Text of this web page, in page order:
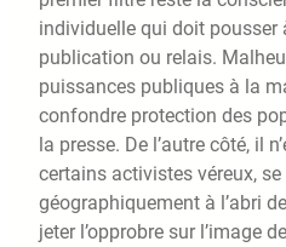
individuelle qui doit
publication ou relais.
puissances publiques à la
confondre protection des
la presse. De l’autre côté, il
certains activistes véreux,
géographiquement à l’abri
jeter l’opprobre sur l’image